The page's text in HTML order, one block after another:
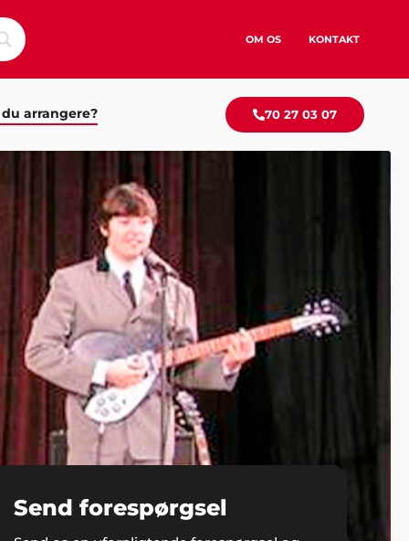
OM OS KONTAKT
arrangere? 70 27 03 07
Send forespørgsel